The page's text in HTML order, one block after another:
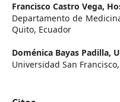
Francisco Castro Vega,
Departamento de
Quito, Ecuador
Doménica Bayas Padilla,
Universidad San